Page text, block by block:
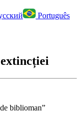
Português
biblioman”